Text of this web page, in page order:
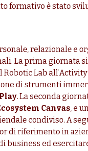
formativo è stato
relazionale e
La prima giornata
Lab
di strumenti
. La seconda
Canvas, e
condiviso. A
di riferimento in
business ed